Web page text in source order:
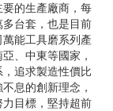
的生產廠商，每
台套，也是目前
能工具磨系列產
、中東等國家，
追求製造性價比
息的創新理念，
目標，堅持超前